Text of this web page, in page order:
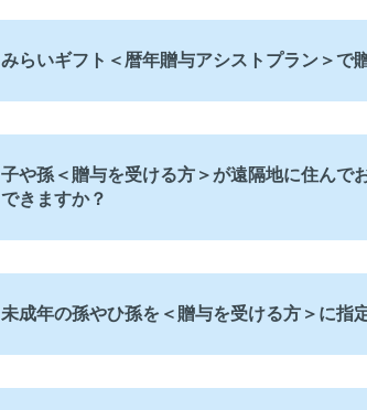
みらいギフト＜暦年贈与アシストプラン＞で
子や孫＜贈与を受ける方＞が遠隔地に住んで
できますか？
未成年の孫やひ孫を＜贈与を受ける方＞に指